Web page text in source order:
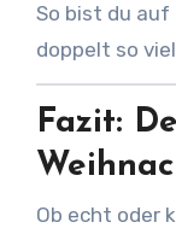
So bist du auf
doppelt so
Fazit:
Ob echt oder